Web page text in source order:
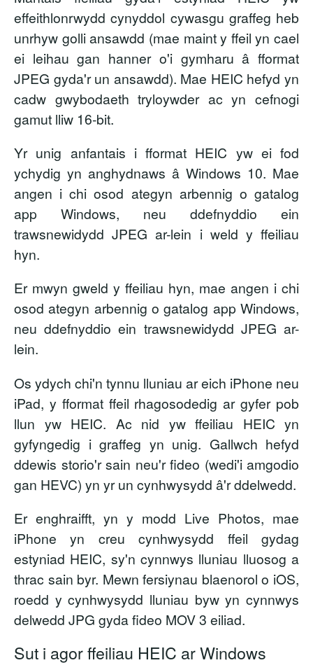
effeithlonrwydd cynyddol cywasgu graffeg heb
unrhyw golli ansawdd (mae maint y ffeil yn cael
ei leihau gan hanner o'i gymharu â fformat
JPEG gyda'r un ansawdd). Mae HEIC hefyd yn
cadw gwybodaeth tryloywder ac yn cefnogi
gamut lliw 16-bit.
Yr unig anfantais i fformat HEIC yw ei fod
ychydig yn anghydnaws â Windows 10. Mae
angen i chi osod ategyn arbennig o gatalog
app Windows, neu ddefnyddio ein
trawsnewidydd JPEG ar-lein i weld y ffeiliau
hyn.
Er mwyn gweld y ffeiliau hyn, mae angen i chi
osod ategyn arbennig o gatalog app Windows,
neu ddefnyddio ein trawsnewidydd JPEG ar-
lein.
Os ydych chi'n tynnu lluniau ar eich iPhone neu
iPad, y fformat ffeil rhagosodedig ar gyfer pob
llun yw HEIC. Ac nid yw ffeiliau HEIC yn
gyfyngedig i graffeg yn unig. Gallwch hefyd
ddewis storio'r sain neu'r fideo (wedi'i amgodio
gan HEVC) yn yr un cynhwysydd â'r ddelwedd.
Er enghraifft, yn y modd Live Photos, mae
iPhone yn creu cynhwysydd ffeil gydag
estyniad HEIC, sy'n cynnwys lluniau lluosog a
thrac sain byr. Mewn fersiynau blaenorol o iOS,
roedd y cynhwysydd lluniau byw yn cynnwys
delwedd JPG gyda fideo MOV 3 eiliad.
Sut i agor ffeiliau HEIC ar Windows